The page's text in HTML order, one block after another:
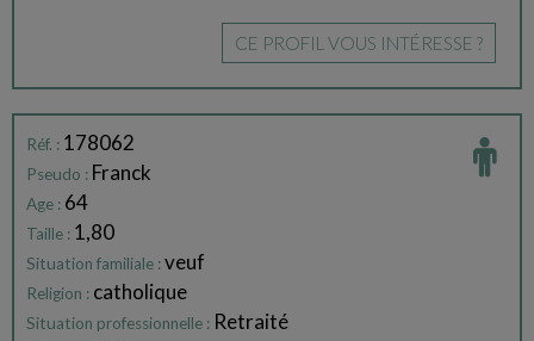
CE PROFIL VOUS INTÉRESSE ?
Réf. : 178062
Pseudo : Franck
Age : 64
Taille : 1,80
Situation familiale :veuf
Religion : catholique
Situation professionnelle : Retraité